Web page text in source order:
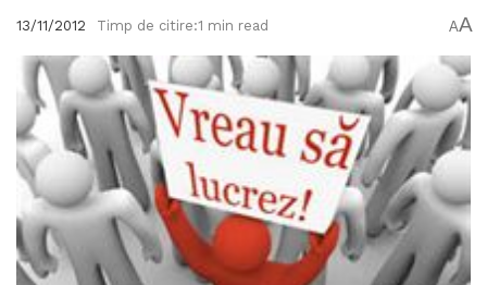
13/11/2012 Timp de citire:1 min read AA